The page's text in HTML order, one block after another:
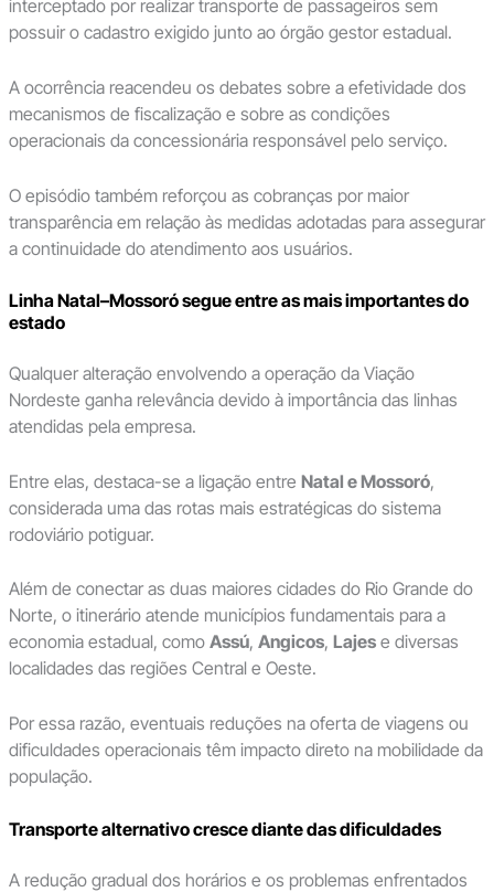
interceptado por realizar transporte de passageiros sem
possuir o cadastro exigido junto ao órgão gestor estadual.
A ocorrência reacendeu os debates sobre a efetividade dos
mecanismos de fiscalização e sobre as condições
operacionais da concessionária responsável pelo serviço.
O episódio também reforçou as cobranças por maior
transparência em relação às medidas adotadas para assegurar
a continuidade do atendimento aos usuários.
Linha Natal–Mossoró segue entre as mais importantes do
estado
Qualquer alteração envolvendo a operação da Viação
Nordeste ganha relevância devido à importância das linhas
atendidas pela empresa.
Entre elas, destaca-se a ligação entre Natal e Mossoró,
considerada uma das rotas mais estratégicas do sistema
rodoviário potiguar.
Além de conectar as duas maiores cidades do Rio Grande do
Norte, o itinerário atende municípios fundamentais para a
economia estadual, como Assú, Angicos, Lajese diversas
localidades das regiões Central e Oeste.
Por essa razão, eventuais reduções na oferta de viagens ou
dificuldades operacionais têm impacto direto na mobilidade da
população.
Transporte alternativo cresce diante das dificuldades
A redução gradual dos horários e os problemas enfrentados